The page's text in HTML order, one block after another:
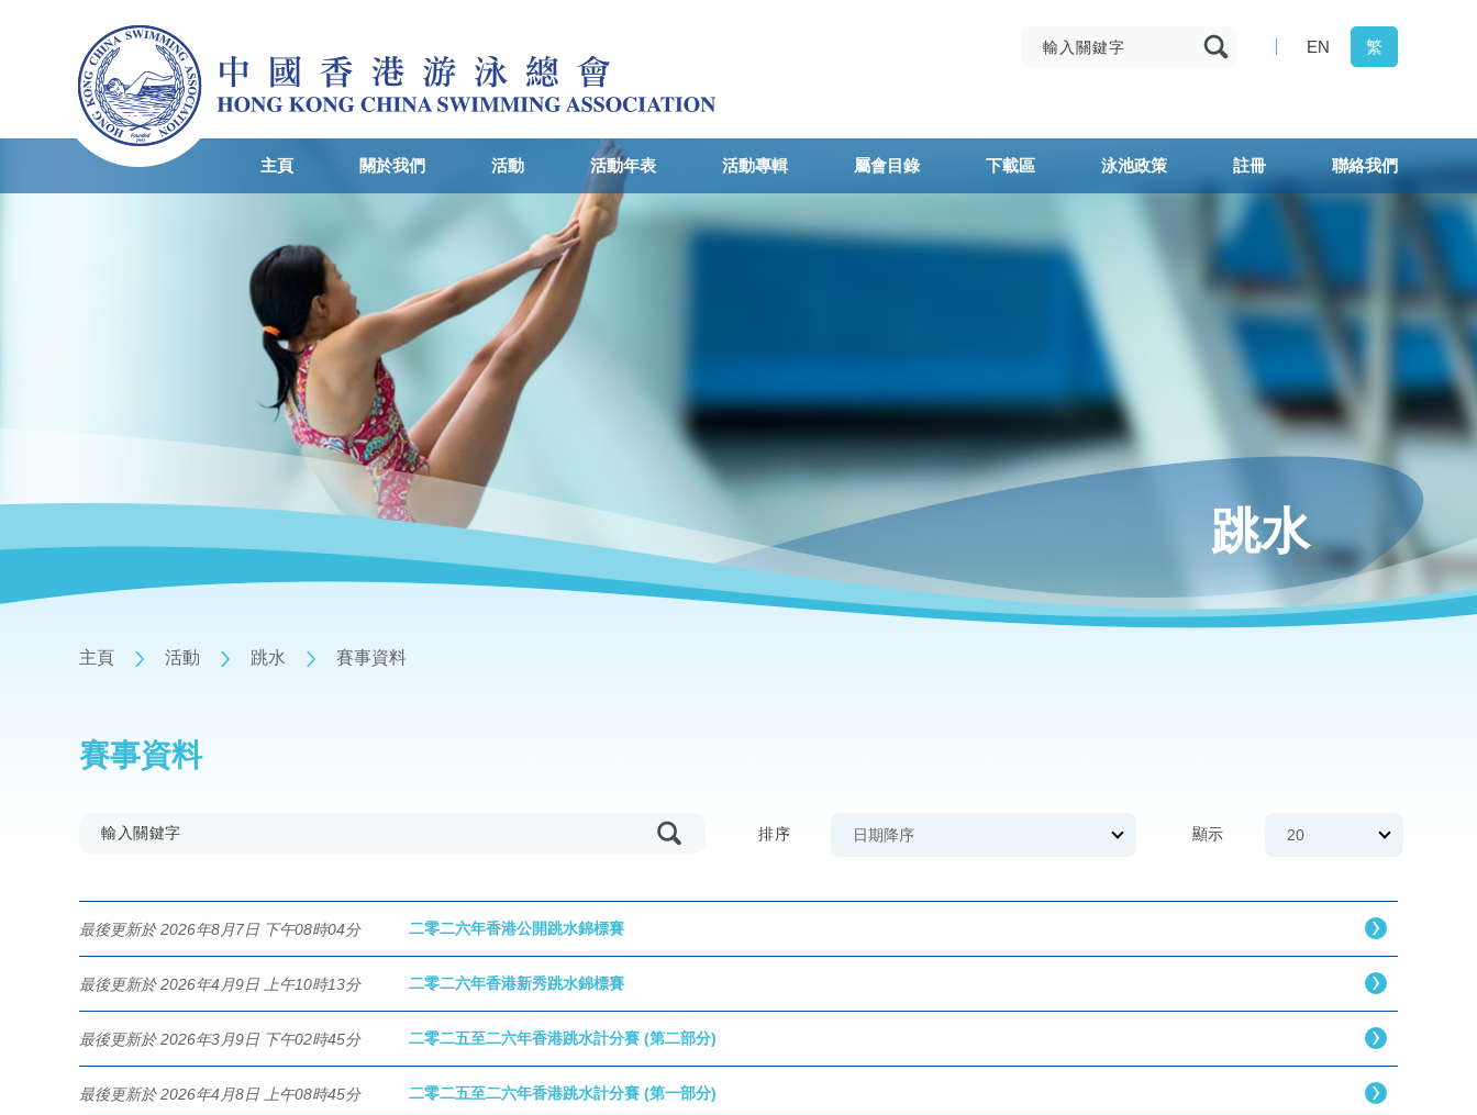
EN 繁
主頁 關於我們 活動 活動年表 活動專輯 屬會目錄 下載區 泳池政策 註冊 聯絡我們
跳水
主頁 活動 跳水 賽事資料
賽事資料
排序 日期降序 顯示 20
二零二六年香港公開跳水錦標賽
最後更新於 2026年8月7日 下午08時04分
二零二六年香港新秀跳水錦標賽
最後更新於 2026年4月9日 上午10時13分
二零二五至二六年香港跳水計分賽 (第二部分)
最後更新於 2026年3月9日 下午02時45分
二零二五至二六年香港跳水計分賽 (第一部分)
最後更新於 2026年4月8日 上午08時45分